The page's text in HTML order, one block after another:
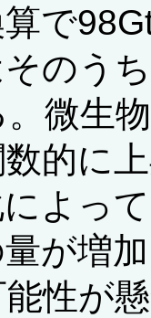
で
のう
微生
数的に
よっ
が増
性が